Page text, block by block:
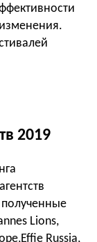
2019
полученные
Lions,
Russia,